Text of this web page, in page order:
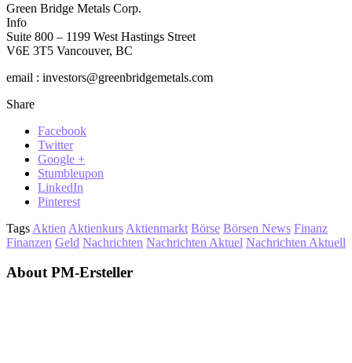
Green Bridge Metals Corp.
Info
Suite 800 – 1199 West Hastings Street
V6E 3T5 Vancouver, BC
email : investors@greenbridgemetals.com
Share
Facebook
Twitter
Google +
Stumbleupon
LinkedIn
Pinterest
Tags Aktien Aktienkurs Aktienmarkt Börse Börsen News Finanz
Finanzen Geld Nachrichten Nachrichten Aktuel Nachrichten Aktuell
About PM-Ersteller